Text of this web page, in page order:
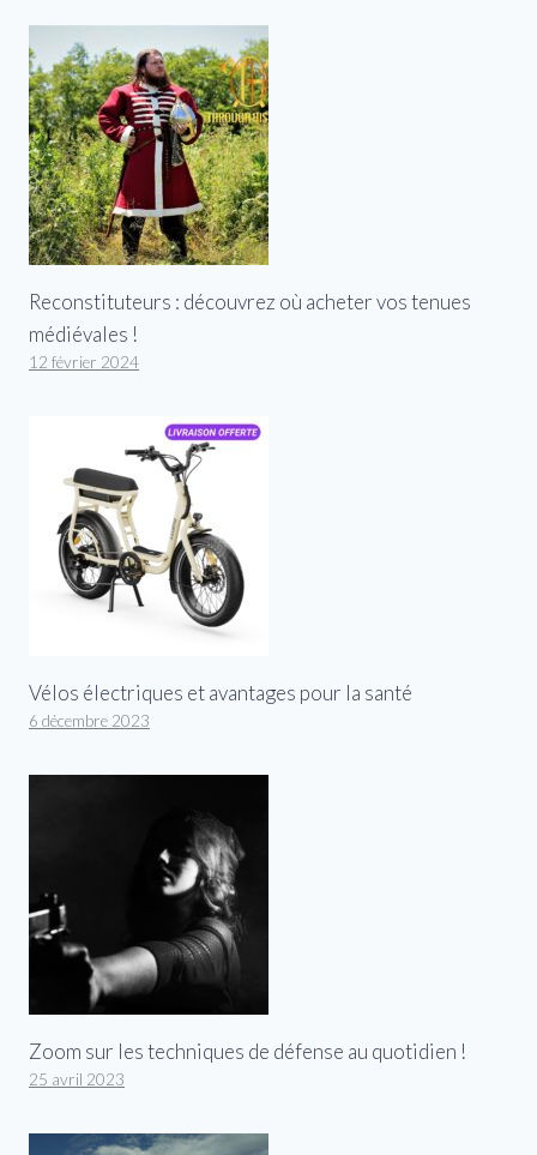
Reconstituteurs : découvrez où acheter vos tenues
médiévales !
12 février 2024
Vélos électriques et avantages pour la santé
6 décembre 2023
Zoom sur les techniques de défense au quotidien !
25 avril 2023